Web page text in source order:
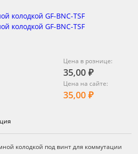
Цена в рознице:
35,00 ₽
Цена на сайте:
35,00 ₽
колодкой под винт для коммутации